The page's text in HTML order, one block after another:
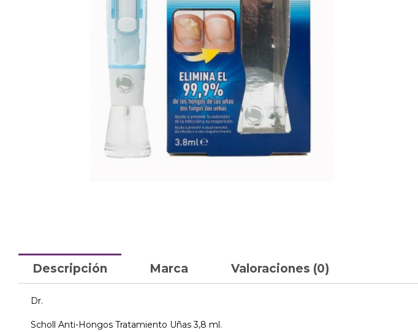
Descripción Marca Valoraciones (0)
Dr.
Scholl Anti-Hongos Tratamiento Uñas 3,8 ml.